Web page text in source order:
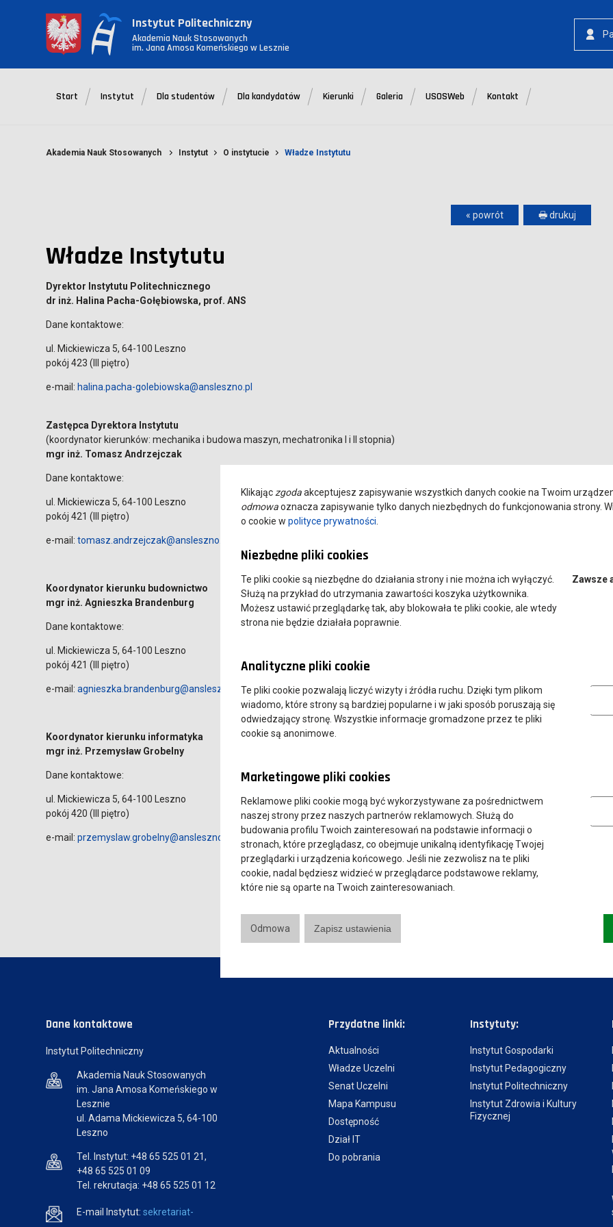
Instytut Politechniczny
Akademia Nauk Stosowanych
im. Jana Amosa Komeńskiego w Lesznie
Start Instytut Dla studentów Dla kandydatów Kierunki Galeria USOSWeb Kontakt
Akademia Nauk Stosowanych Instytut O instytucie Władze Instytutu
« powrót 🖶 drukuj
Władze Instytutu
Dyrektor Instytutu Politechnicznego
dr inż. Halina Pacha-Gołębiowska, prof. ANS
Dane kontaktowe:
ul. Mickiewicza 5, 64-100 Leszno
pokój 423 (III piętro)
e-mail: halina.pacha-golebiowska@ansleszno.pl
Zastępca Dyrektora Instytutu
(koordynator kierunków: mechanika i budowa maszyn, mechatronika I i II stopnia)
mgr inż. Tomasz Andrzejczak
Dane kontaktowe:
ul. Mickiewicza 5, 64-100 Leszno
pokój 421 (III piętro)
e-mail:tomasz.andrzejczak@ansleszno.pl
Koordynator kierunku budownictwo
mgr inż. Agnieszka Brandenburg
Dane kontaktowe:
ul. Mickiewicza 5, 64-100 Leszno
pokój 421 (III piętro)
e-mail:agnieszka.brandenburg@ansleszno.pl
Koordynator kierunku informatyka
mgr inż. Przemysław Grobelny
Dane kontaktowe:
ul. Mickiewicza 5, 64-100 Leszno
pokój 420 (III piętro)
e-mail:przemyslaw.grobelny@ansleszno.pl
Dane kontaktowe
Instytut Politechniczny
Akademia Nauk Stosowanych
im. Jana Amosa Komeńskiego w
Lesznie
ul. Adama Mickiewicza 5, 64-100
Leszno
Tel. Instytut: +48 65 525 01 21,
+48 65 525 01 09
Tel. rekrutacja: +48 65 525 01 12
E-mail Instytut:sekretariat-
Przydatne linki:
Aktualności
Władze Uczelni
Senat Uczelni
Mapa Kampusu
Dostępność
Dział IT
Do pobrania
Instytuty:
Instytut Gospodarki
Instytut Pedagogiczny
Instytut Politechniczny
Instytut Zdrowia i Kultury
Fizycznej
Klikając zgodaakceptujesz zapisywanie wszystkich danych cookie na Twoim
odmowaoznacza zapisywanie tylko danych niezbędnych do funkcjonowania strony.
o cookie w polityce prywatności
Niezbędne pliki cookies
Te pliki cookie są niezbędne do działania strony i nie można ich wyłączyć.
Służą na przykład do utrzymania zawartości koszyka użytkownika.
Możesz ustawić przeglądarkę tak, aby blokowała te pliki cookie, ale wtedy
strona nie będzie działała poprawnie.
Zawsze
Analityczne pliki cookie
Te pliki cookie pozwalają liczyć wizyty i źródła ruchu. Dzięki tym plikom
wiadomo, które strony są bardziej popularne i w jaki sposób poruszają się
odwiedzający stronę. Wszystkie informacje gromadzone przez te pliki
cookie są anonimowe.
Marketingowe pliki cookies
Reklamowe pliki cookie mogą być wykorzystywane za pośrednictwem
naszej strony przez naszych partnerów reklamowych. Służą do
budowania profilu Twoich zainteresowań na podstawie informacji o
stronach, które przeglądasz, co obejmuje unikalną identyfikację Twojej
przeglądarki i urządzenia końcowego. Jeśli nie zezwolisz na te pliki
cookie, nadal będziesz widzieć w przeglądarce podstawowe reklamy,
które nie są oparte na Twoich zainteresowaniach.
Odmowa Zapisz ustawienia